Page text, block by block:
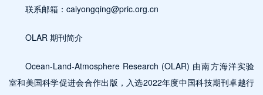
联系邮箱：caiyongqing@pric.org.cn
OLAR 期刊简介
Ocean-Land-Atmosphere Research (OLAR) 由南方海洋实验
室和美国科学促进会合作出版，入选2022年度中国科技期刊卓越行